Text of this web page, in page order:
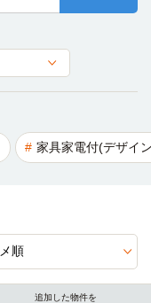
家具家電付(デザイ
追加した物件を